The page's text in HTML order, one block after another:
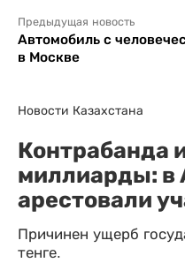
Предыдущая новость
Автомобиль с
в Москве
Новости Казахстана
Контрабанда
миллиарды: в
арестовали
Причинен ущерб
тенге.